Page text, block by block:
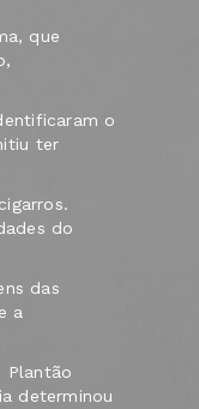
que
o
ter
do
das
a
Plantão
determinou